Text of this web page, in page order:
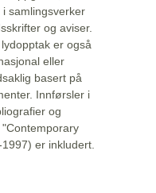
samlingsverker
og aviser.
er også
eller
basert på
Innførsler i
og
er inkludert.